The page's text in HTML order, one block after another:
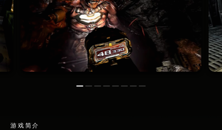
游戏简介